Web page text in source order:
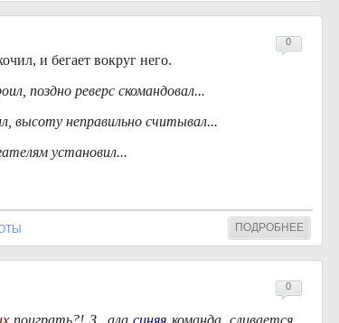
0
и бегает вокруг него.
поздно реверс скомандовал...
высоту неправильно считывал...
установил...
ПОДРОБНЕЕ
0
поиграть?! З...ала синяя команда, сливается